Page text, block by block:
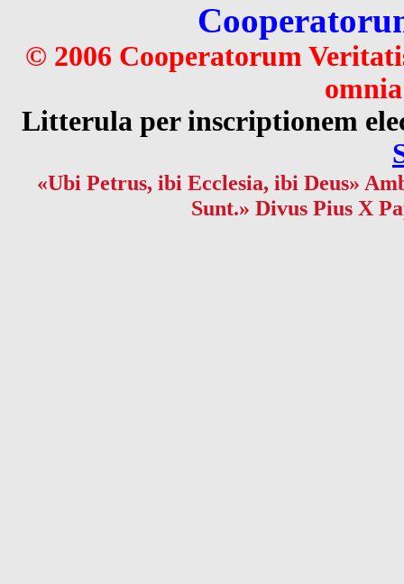
© 2006 Cooperatorum
Litterula per inscriptionem
«Ubi Petrus, ibi Ecclesia, ibi Deus»
Sunt.» Divus Pius X